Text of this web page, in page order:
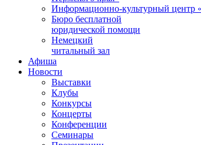
Информационно-культурный центр
Бюро бесплатной
юридической помощи
Немецкий
читальный зал
Афиша
Новости
Выставки
Клубы
Конкурсы
Концерты
Конференции
Семинары